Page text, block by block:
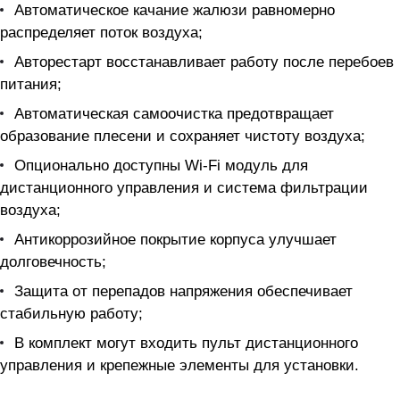
Автоматическое качание жалюзи равномерно
распределяет поток воздуха;
Авторестарт восстанавливает работу после перебоев
питания;
Автоматическая самоочистка предотвращает
образование плесени и сохраняет чистоту воздуха;
Опционально доступны Wi-Fi модуль для
дистанционного управления и система фильтрации
воздуха;
Антикоррозийное покрытие корпуса улучшает
долговечность;
Защита от перепадов напряжения обеспечивает
стабильную работу;
В комплект могут входить пульт дистанционного
управления и крепежные элементы для установки.